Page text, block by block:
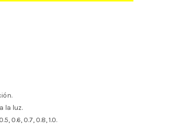
la luz.
0.6, 0.7, 0.8, 1.0.